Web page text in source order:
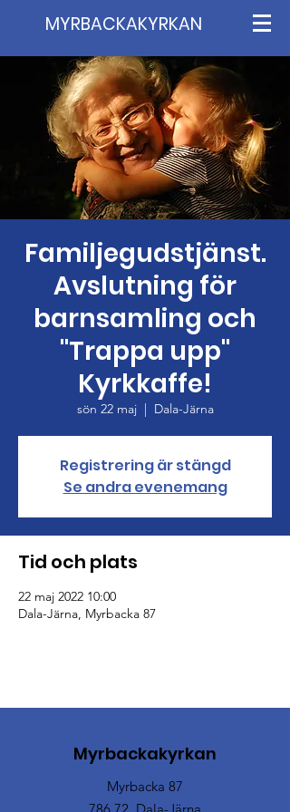
MYRBACKAKYRKAN
Familjegudstjänst.
Avslutning för
barnsamling och
"Trappa upp"
Kyrkkaffe!
sön 22 maj
  |
Dala-Järna
Registrering är stängd
Se andra evenemang
Tid och plats
22 maj 2022 10:00
Dala-Järna, Myrbacka 87
Myrbackakyrkan
Myrbacka 87